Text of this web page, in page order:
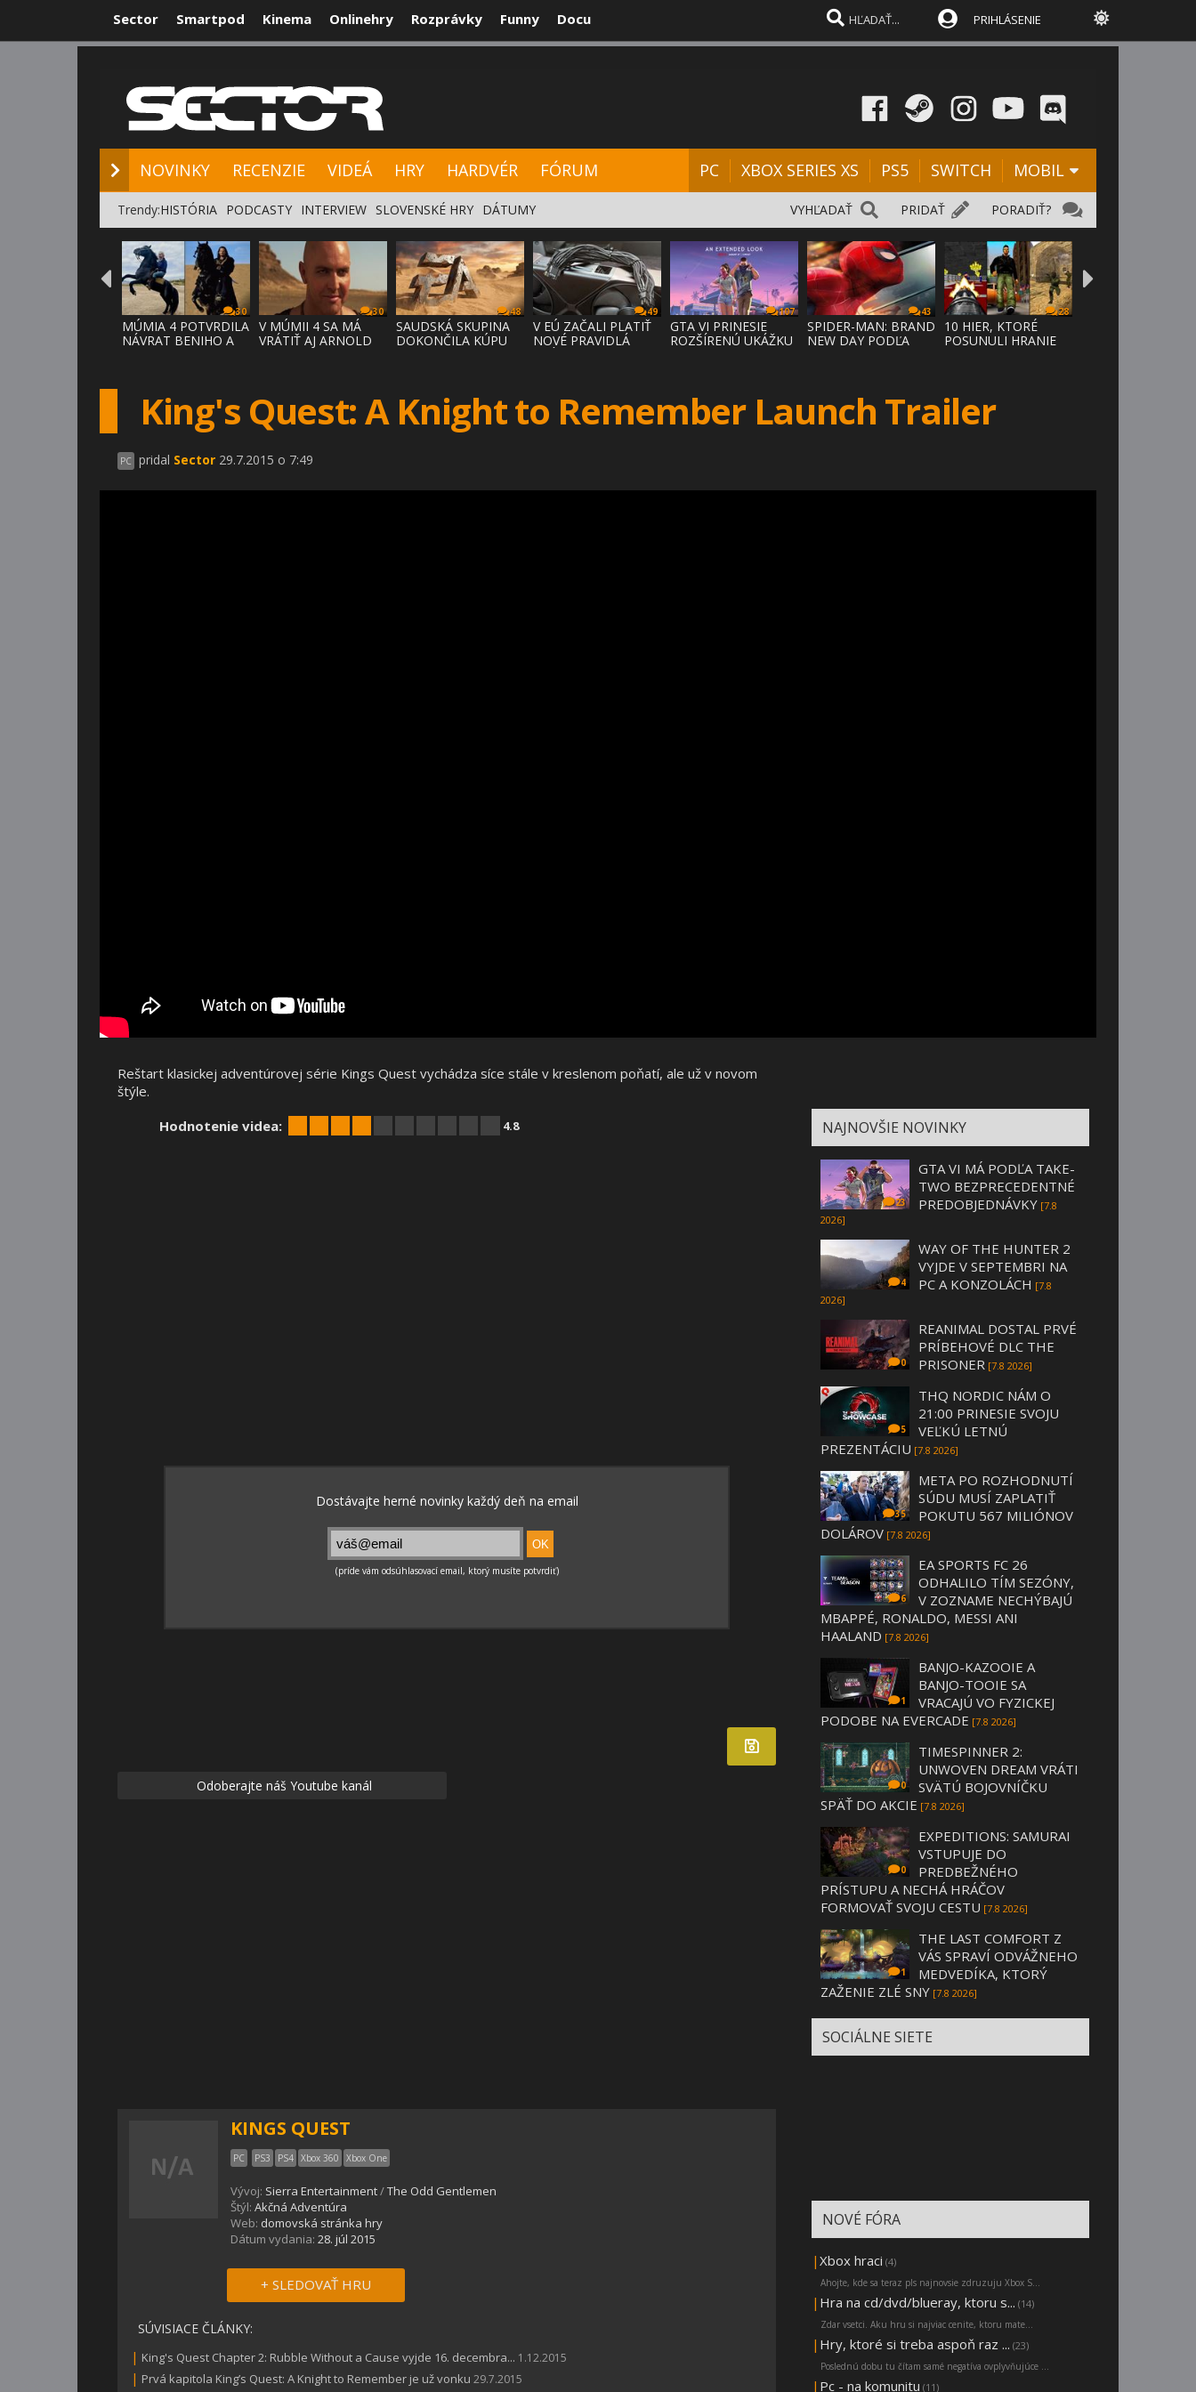
Sector Smartpod Kinema Onlinehry Rozprávky Funny Docu PRIHLÁSENIE
NOVINKY RECENZIE VIDEÁ HRY HARDVÉR FÓRUM PC XBOX SERIES XS PS5 SWITCH MOBIL
PORADIŤ?
PRIDAŤ
VYHĽADAŤ
Trendy:HISTÓRIA PODCASTY INTERVIEW SLOVENSKÉ HRY DÁTUMY
30
MÚMIA 4 POTVRDILA
NÁVRAT BENIHO A
30
V MÚMII 4 SA MÁ
VRÁTIŤ AJ ARNOLD
48
SAUDSKÁ SKUPINA
DOKONČILA KÚPU
49
V EÚ ZAČALI PLATIŤ
NOVÉ PRAVIDLÁ
107
GTA VI PRINESIE
ROZŠÍRENÚ UKÁŽKU
43
SPIDER-MAN: BRAND
NEW DAY PODĽA
28
10 HIER, KTORÉ
POSUNULI HRANIE
King's Quest: A Knight to Remember Launch Trailer
PC pridal Sector 29.7.2015 o 7:49
Reštart klasickej adventúrovej série Kings Quest vychádza síce stále v kreslenom poňatí, ale už v novom
štýle.
Hodnotenie videa:
4.8
Odoberajte náš Youtube kanál
KINGS QUEST
PC PS3 PS4 Xbox 360 Xbox One
Vývoj: Sierra Entertainment/The Odd Gentlemen
Štýl: Akčná Adventúra
Web: domovská stránka hry
Dátum vydania: 28. júl 2015
+ SLEDOVAŤ HRU
SÚVISIACE ČLÁNKY:
| King's Quest Chapter 2: Rubble Without a Cause vyjde 16. decembra... 1.12.2015
| Prvá kapitola King’s Quest: A Knight to Remember je už vonku 29.7.2015
NAJNOVŠIE NOVINKY
23
GTA VI MÁ PODĽA TAKE-
TWO BEZPRECEDENTNÉ
PREDOBJEDNÁVKY [7.8
2026]
4
WAY OF THE HUNTER 2
VYJDE V SEPTEMBRI NA
PC A KONZOLÁCH [7.8
2026]
0
REANIMAL DOSTAL PRVÉ
PRÍBEHOVÉ DLC THE
PRISONER [7.8 2026]
5
THQ NORDIC NÁM O
21:00 PRINESIE SVOJU
VEĽKÚ LETNÚ
PREZENTÁCIU [7.8 2026]
35
META PO ROZHODNUTÍ
SÚDU MUSÍ ZAPLATIŤ
POKUTU 567 MILIÓNOV
DOLÁROV [7.8 2026]
6
EA SPORTS FC 26
ODHALILO TÍM SEZÓNY,
V ZOZNAME NECHÝBAJÚ
MBAPPÉ, RONALDO, MESSI ANI
HAALAND [7.8 2026]
1
BANJO-KAZOOIE A
BANJO-TOOIE SA
VRACAJÚ VO FYZICKEJ
PODOBE NA EVERCADE [7.8 2026]
0
TIMESPINNER 2:
UNWOVEN DREAM VRÁTI
SVÄTÚ BOJOVNÍČKU
SPÄŤ DO AKCIE [7.8 2026]
0
EXPEDITIONS: SAMURAI
VSTUPUJE DO
PREDBEŽNÉHO
PRÍSTUPU A NECHÁ HRÁČOV
FORMOVAŤ SVOJU CESTU [7.8 2026]
1
THE LAST COMFORT Z
VÁS SPRAVÍ ODVÁŽNEHO
MEDVEDÍKA, KTORÝ
ZAŽENIE ZLÉ SNY [7.8 2026]
SOCIÁLNE SIETE
NOVÉ FÓRA
| Xbox hraci (4)
Ahojte, kde sa teraz pls najnovsie zdruzuju Xbox S...
| Hra na cd/dvd/blueray, ktoru s... (14)
Zdar vsetci. Aku hru si najviac cenite, ktoru mate...
| Hry, ktoré si treba aspoň raz ... (23)
Poslednú dobu tu čítam samé negatíva ovplyvňujúce ...
| Pc - na komunitu (11)